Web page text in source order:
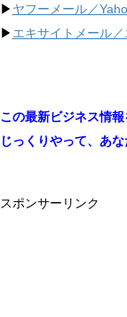
▶︎ ヤフーメール／
▶︎ エキサイトメール
この最新ビジネス情
じっくりやって、あ
スポンサーリンク